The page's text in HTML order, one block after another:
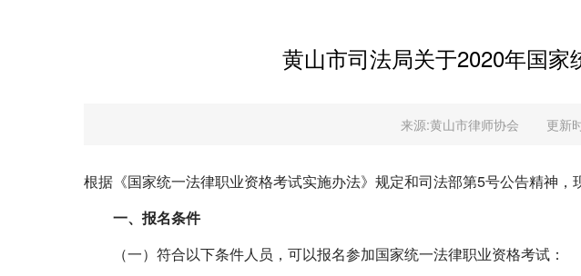
黄山市司法局关于2020年国
来源:黄山市律师协会 更新
根据《国家统一法律职业资格考试实施办法》规定和司法部第5号公告精神，
一、报名条件
（一）符合以下条件人员，可以报名参加国家统一法律职业资格考试：